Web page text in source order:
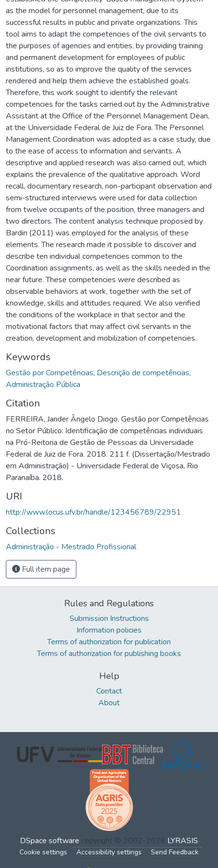
as the model for personnel management, due to its
successful results in public and private organizations. This
tool aims to adapt the competencies of the civil servants to
the purposes of agencies and entities, by providing training
and permanent development for employees of public
institutions, so as to improve the quality of the services
rendered and help them achieve the established goals.
Therefore, this work sought to identify the relevant
competencies for the tasks carried out by the Administrative
Assistant at the Office of the Personnel Management Dean,
at the Universidade Federal de Juiz de Fora. The Personnel
Management Coordination was adopted as a case study, due
to the ease of access to information and servants. A
descriptive and applied research was also carried out, which
explains the prevalence of the qualitative approach. Word
recall, documentary research, non-participant observation and
semi-structured interviews were used for data collection
from twelve occupants of the position, three managers and
two directors. The content analysis technique proposed by
Bardin (2011) was employed for the analysis of these
elements. The research made it possible to discover and
describe ten individual competencies common to the
Coordination assignments, as well as the skills needed in the
near future. These competencies were described as
observable behaviors at work, together with the set of
knowledge, skills and attitudes required. We also verified
the conditions of the workplace in that sector and the
motivational factors that may affect civil servants in the
creation, development and mobilization of competencies.
Keywords
Gestão por Competências, Descrição de competências,
Administração Pública
Citation
FERREIRA, Jander Ângelo Diogo. Gestão por Competências
no Setor Público: Identificação de competências individuais
na Pró-Reitoria de Gestão de Pessoas da Universidade
Federal de Juiz de Fora. 2018. 211 f. (Dissertação/Mestrado
em Administração) - Universidade Federal de Viçosa, Rio
Paranaíba. 2018.
URI
http://www.locus.ufv.br/handle/123456789/22951
Collections
Administração - Mestrado Profissional
Full item page
Rules and Regulations
Submission Instructions
Information policies
Terms of authorization for publication
Terms of authorization for publishing books
Help
Contact
About
DSpace software copyright © 2002-2026 LYRASIS
Cookie settings Accessibility settings Send Feedback